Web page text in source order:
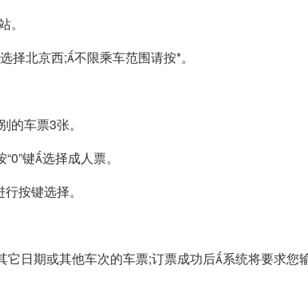
择北京西;不限乘车范围请按*。
车票3张。
键选择成人票。
按键选择。
日期或其他车次的车票;订票成功后系统将要求您